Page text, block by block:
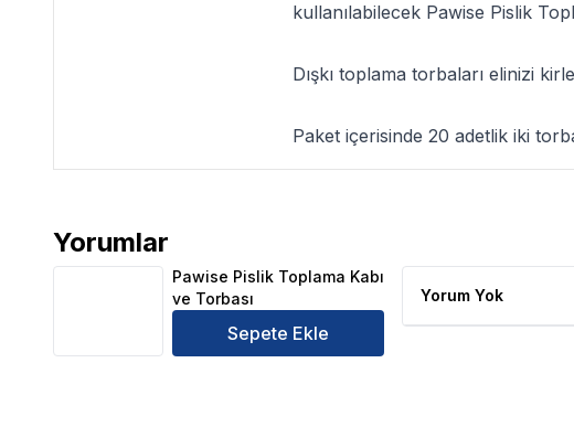
kullanılabilecek Pawise Pislik
Dışkı toplama torbaları elinizi
Paket içerisinde 20 adetlik iki
Yorumlar
Pawise Pislik Toplama Kabı ve Torbası Ürün Yorumları
Pawise Pislik Toplama Kabı
ve Torbası
Sepete Ekle
Yorum Yok